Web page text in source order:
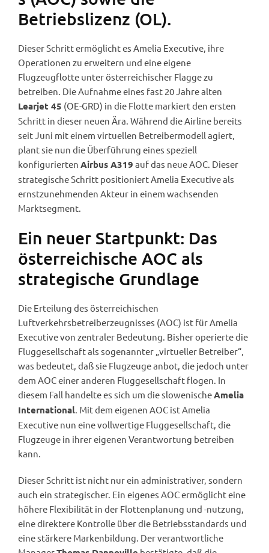
Betriebslizenz (OL).
Dieser Schritt ermöglicht es Amelia Executive, ihre
Operationen zu erweitern und eine eigene
Flugzeugflotte unter österreichischer Flagge zu
betreiben. Die Aufnahme eines fast 20 Jahre alten
Learjet 45 (OE-GRD) in die Flotte markiert den ersten
Schritt in dieser neuen Ära. Während die Airline bereits
seit Juni mit einem virtuellen Betreibermodell agiert,
plant sie nun die Überführung eines speziell
konfigurierten Airbus A319 auf das neue AOC. Dieser
strategische Schritt positioniert Amelia Executive als
ernstzunehmenden Akteur in einem wachsenden
Marktsegment.
Ein neuer Startpunkt: Das
österreichische AOC als
strategische Grundlage
Die Erteilung des österreichischen
Luftverkehrsbetreiberzeugnisses (AOC) ist für Amelia
Executive von zentraler Bedeutung. Bisher operierte die
Fluggesellschaft als sogenannter „virtueller Betreiber“,
was bedeutet, daß sie Flugzeuge anbot, die jedoch unter
dem AOC einer anderen Fluggesellschaft flogen. In
diesem Fall handelte es sich um die slowenischeAmelia
International. Mit dem eigenen AOC ist Amelia
Executive nun eine vollwertige Fluggesellschaft, die
Flugzeuge in ihrer eigenen Verantwortung betreiben
kann.
Dieser Schritt ist nicht nur ein administrativer, sondern
auch ein strategischer. Ein eigenes AOC ermöglicht eine
höhere Flexibilität in der Flottenplanung und -nutzung,
eine direktere Kontrolle über die Betriebsstandards und
eine stärkere Markenbildung. Der verantwortliche